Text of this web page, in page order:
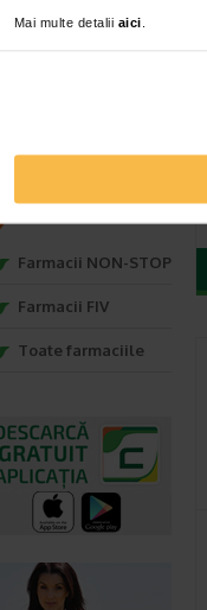
Mai multe detalii aici
Seturi cadou
infoline@catena.ro
FARMACII
Farmacii NON-STOP
Farmacii FIV
Toate farmaciile